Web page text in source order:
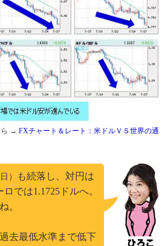
ら → FXチャート＆レート：米ドルＶＳ世界の通
）
も続落し、対円は
では1.1725ドルへ。
。
去最低水準まで低下